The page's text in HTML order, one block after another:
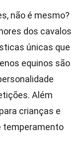
não é mesmo?
dos cavalos
únicas que
equinos são
Além
crianças e
temperamento